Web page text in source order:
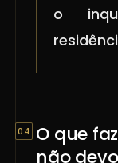
o
O que
não